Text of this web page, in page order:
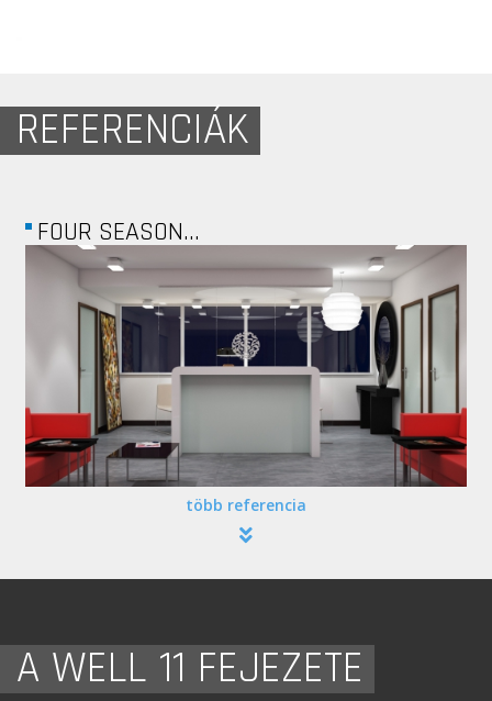
REFERENCIÁK
FOUR SEASON...
több referencia
A WELL 11 FEJEZETE